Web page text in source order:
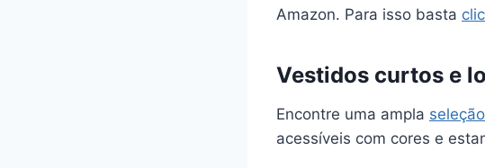
Amazon. Para isso basta
Vestidos curtos e
Encontre uma ampla
acessíveis com cores e